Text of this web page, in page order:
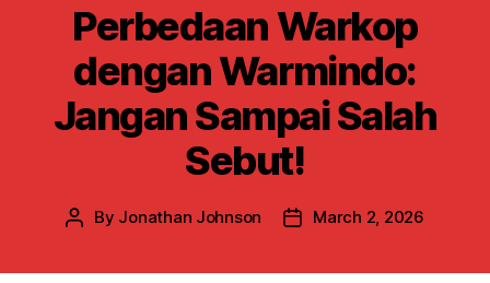
Perbedaan Warkop
dengan Warmindo:
Jangan Sampai Salah
Sebut!
Post
By Jonathan Johnson
PostMarch 2, 2026